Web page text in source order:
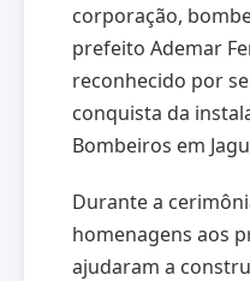
corporação,
prefeito Ademar
reconhecido por
conquista da
Bombeiros em
Durante a
homenagens aos
ajudaram a